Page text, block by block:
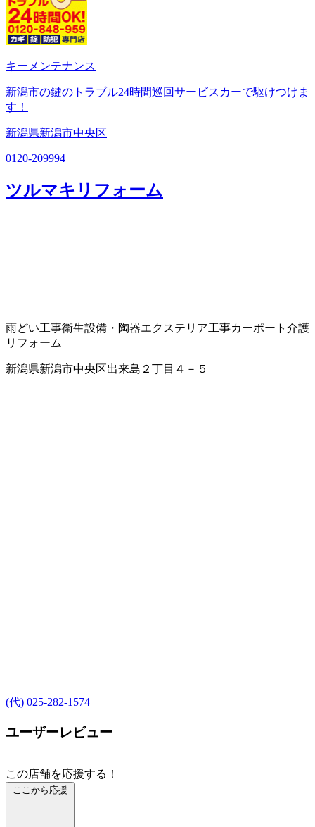
キーメンテナンス
新潟市の鍵のトラブル24時間巡回サービスカーで駆けつけま
す！
新潟県新潟市中央区
0120-209994
ツルマキリフォーム
雨どい工事衛生設備・陶器エクステリア工事カーポート 介護
リフォーム
新潟県新潟市中央区出来島２丁目４－５
(代) 025-282-1574
ユーザーレビュー
この店舗を応援する！
ここから応援